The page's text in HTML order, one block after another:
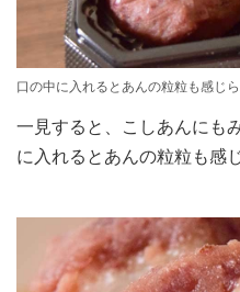
口の中に入れるとあんの粒粒も感じ
一見すると、こしあんにも
に入れるとあんの粒粒も感